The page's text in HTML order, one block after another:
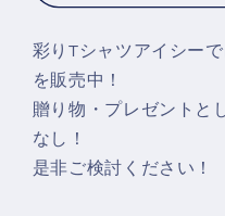
デ
ィ
(横)
(ら
く
が
き
デ
ィ
(ら
き
彩りTシャツアイシー
を販売中！
贈り物・プレゼントと
なし！
是非ご検討ください！